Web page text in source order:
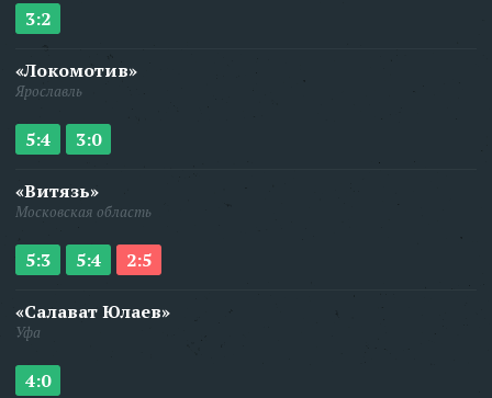
3:2
«Локомотив»
Ярославль
5:4 3:0
«Витязь»
Московская область
5:3 5:4 2:5
«Салават Юлаев»
Уфа
4:0